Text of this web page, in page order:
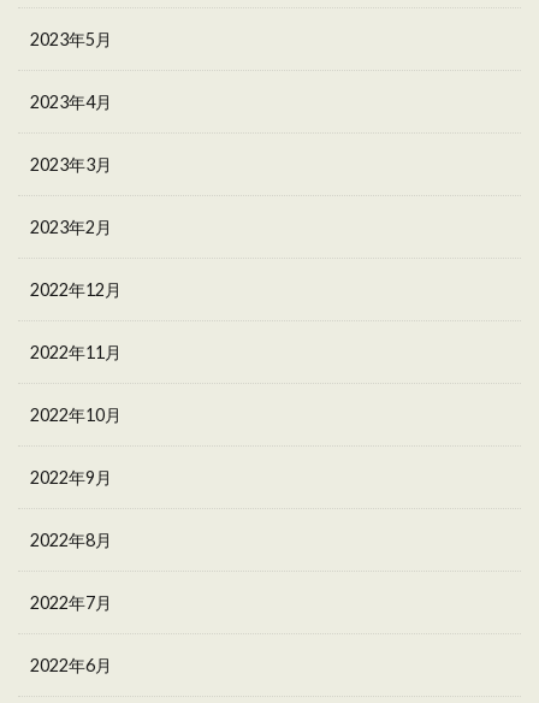
2023年5月
2023年4月
2023年3月
2023年2月
2022年12月
2022年11月
2022年10月
2022年9月
2022年8月
2022年7月
2022年6月